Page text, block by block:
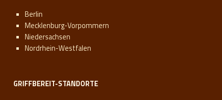
Berlin
Mecklenburg-Vorpommern
Niedersachsen
Nordrhein-Westfalen
GRIFFBEREIT-STANDORTE